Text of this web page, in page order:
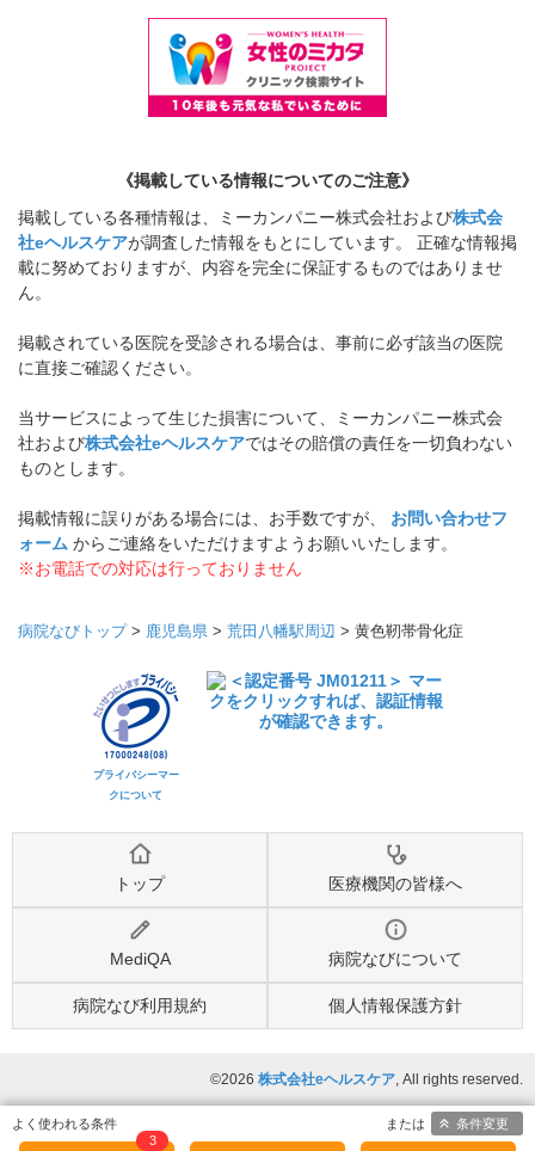
《掲載している情報についてのご注意》
掲載している各種情報は、ミーカンパニー株式会社および株式会
社eヘルスケアが調査した情報をもとにしています。 正確な情報掲
載に努めておりますが、内容を完全に保証するものではありませ
ん。
掲載されている医院を受診される場合は、事前に必ず該当の医院
に直接ご確認ください。
当サービスによって生じた損害について、ミーカンパニー株式会
社および株式会社eヘルスケアではその賠償の責任を一切負わない
ものとします。
掲載情報に誤りがある場合には、お手数ですが、 お問い合わせフ
ォーム からご連絡をいただけますようお願いいたします。
※お電話での対応は行っておりません
病院なびトップ> 鹿児島県 > 荒田八幡駅周辺 > 黄色靭帯骨化症
プライバシーマー
クについて
トップ 医療機関の皆様へ
MediQA 病院なびについて
病院なび利用規約 個人情報保護方針
©2026 株式会社eヘルスケア, All rights reserved.
3
条件変更